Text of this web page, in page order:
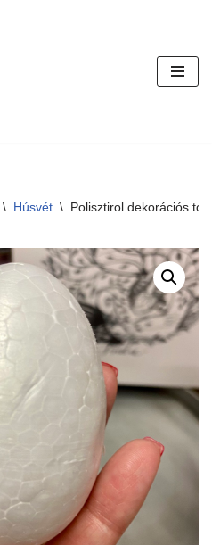
\ Húsvét \ Polisztirol dekorációs